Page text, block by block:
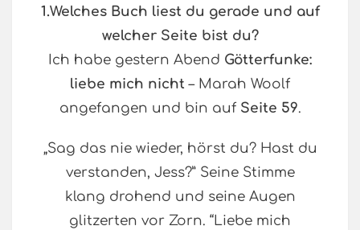
1.Welches Buch liest du gerade und auf
welcher Seite bist du?
Ich habe gestern Abend Götterfunke:
liebe mich nicht – Marah Woolf
angefangen und bin auf Seite 59.
„Sag das nie wieder, hörst du? Hast du
verstanden, Jess?” Seine Stimme
klang drohend und seine Augen
glitzerten vor Zorn. “Liebe mich